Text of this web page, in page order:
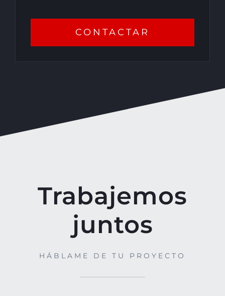
CONTACTAR
Trabajemos
juntos
HÁBLAME DE TU PROYECTO